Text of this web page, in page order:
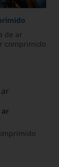
de ar
comprimido
ar